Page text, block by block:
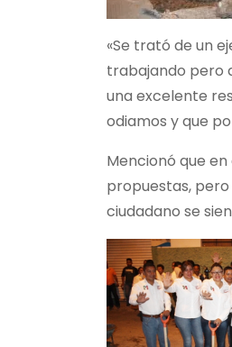
«Se trató de un
trabajando pero
una excelente
odiamos y que
Mencionó que
propuestas,
ciudadano se